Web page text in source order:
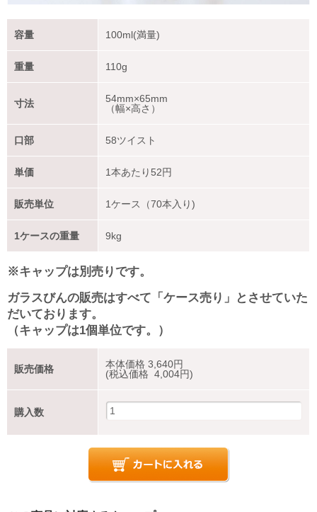
容量 100ml(満量)
重量 110g
寸法
54mm×65mm
（幅×高さ）
口部 58ツイスト
単価 1本あたり 52円
販売単位 1ケース（70本入り)
1ケースの重量 9kg
※キャップは別売りです。
ガラスびんの販売はすべて「ケース売り」とさせていた
だいております。
（キャップは1個単位です。）
販売価格 本体価格 3,640円
(税込価格 4,004円)
購入数